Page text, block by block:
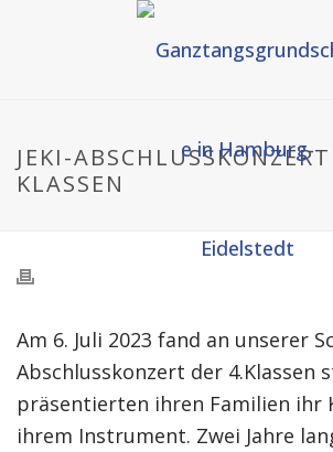
JEKI-
KLASSEN
Am 6. Juli 2023 fand an unserer
Abschlusskonzert der 4.Klassen
präsentierten ihren Familien ihr
ihrem Instrument. Zwei Jahre